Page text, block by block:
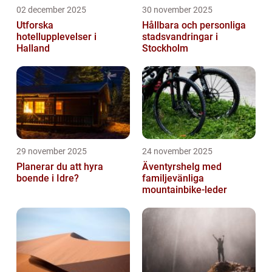
02 december 2025
Utforska
hotellupplevelser i
Halland
30 november 2025
Hållbara och personliga
stadsvandringar i
Stockholm
29 november 2025
Planerar du att hyra
boende i Idre?
24 november 2025
Äventyrshelg med
familjevänliga
mountainbike-leder